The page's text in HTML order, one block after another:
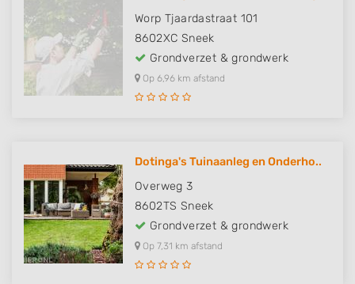
Worp Tjaardastraat 101
8602XC Sneek
Grondverzet & grondwerk
Op 6,96 km afstand
Dotinga's Tuinaanleg en Onderho..
Overweg 3
8602TS Sneek
Grondverzet & grondwerk
Op 7,31 km afstand